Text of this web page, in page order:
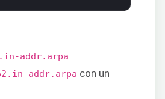
addr.arpa
addr.arpa con un